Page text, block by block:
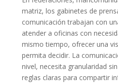
matriz, los gabinetes de
comunicación trabajan con
atender a oficinas con
mismo tiempo, ofrecer una
permita decidir. La
nivel, necesita granularidad
reglas claras para compartir